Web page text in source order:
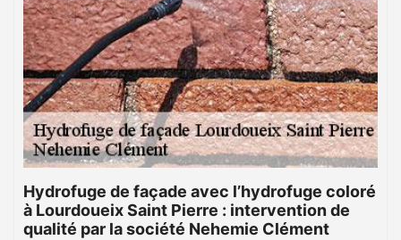
Hydrofuge de façade avec l’hydrofuge coloré
à Lourdoueix Saint Pierre : intervention de
qualité par la société Nehemie Clément